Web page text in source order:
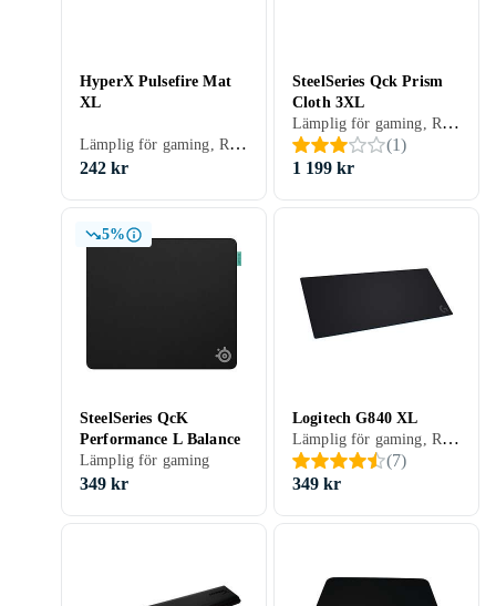
HyperX Pulsefire Mat
XL
Lämplig för gaming, RGB LED-belysning (flerfärgad), 900 mm, 420 mm
242 kr
SteelSeries Qck Prism
Cloth 3XL
Lämplig för gaming, RGB LED-belysning (flerfärgad), Sydda kanter, 1220 mm, 590 mm
(1)
1 199 kr
5%
SteelSeries QcK
Performance L Balance
Lämplig för gaming
349 kr
Logitech G840 XL
Lämplig för gaming, RGB LED-belysning (flerfärgad), 900 mm, 400 mm
(7)
349 kr